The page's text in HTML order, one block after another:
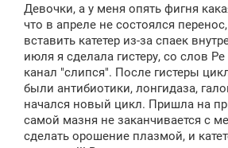
б
щ
н
и
Девочки, а у меня опять фигня
что в апреле не состоялся
вставить катетер из-за спаек
июля я сделала гистеру, со слов
канал "слипся". После гистеры
были антибиотики, лонгидаза,
начался новый цикл. Пришла на
самой мазня не заканчивается с
сделать орошение плазмой, и